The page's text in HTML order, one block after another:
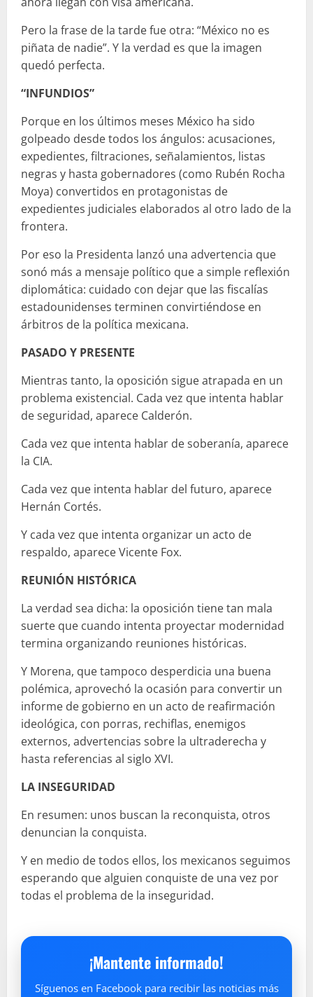
Pero la frase de la tarde fue otra: “México no es
piñata de nadie”. Y la verdad es que la imagen
quedó perfecta.
“INFUNDIOS”
Porque en los últimos meses México ha sido
golpeado desde todos los ángulos: acusaciones,
expedientes, filtraciones, señalamientos, listas
negras y hasta gobernadores (como Rubén Rocha
Moya) convertidos en protagonistas de
expedientes judiciales elaborados al otro lado de la
frontera.
Por eso la Presidenta lanzó una advertencia que
sonó más a mensaje político que a simple reflexión
diplomática: cuidado con dejar que las fiscalías
estadounidenses terminen convirtiéndose en
árbitros de la política mexicana.
PASADO Y PRESENTE
Mientras tanto, la oposición sigue atrapada en un
problema existencial. Cada vez que intenta hablar
de seguridad, aparece Calderón.
Cada vez que intenta hablar de soberanía, aparece
la CIA.
Cada vez que intenta hablar del futuro, aparece
Hernán Cortés.
Y cada vez que intenta organizar un acto de
respaldo, aparece Vicente Fox.
REUNIÓN HISTÓRICA
La verdad sea dicha: la oposición tiene tan mala
suerte que cuando intenta proyectar modernidad
termina organizando reuniones históricas.
Y Morena, que tampoco desperdicia una buena
polémica, aprovechó la ocasión para convertir un
informe de gobierno en un acto de reafirmación
ideológica, con porras, rechiflas, enemigos
externos, advertencias sobre la ultraderecha y
hasta referencias al siglo XVI.
LA INSEGURIDAD
En resumen: unos buscan la reconquista, otros
denuncian la conquista.
Y en medio de todos ellos, los mexicanos seguimos
esperando que alguien conquiste de una vez por
todas el problema de la inseguridad.
¡Mantente informado!
Síguenos en Facebook para recibir las noticias más